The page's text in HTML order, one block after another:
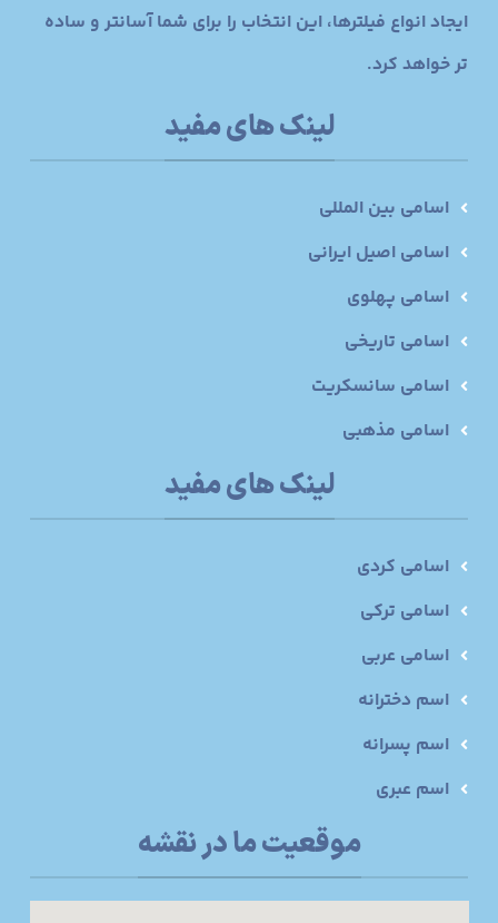
ایجاد انواع فیلترها، این انتخاب را برای شما آسانتر و ساده
تر خواهد کرد.
لینک های مفید
اسامی بین المللی
اسامی اصیل ایرانی
اسامی پهلوی
اسامی تاریخی
اسامی سانسکریت
اسامی مذهبی
لینک های مفید
اسامی کردی
اسامی ترکی
اسامی عربی
اسم دخترانه
اسم پسرانه
اسم عبری
موقعیت ما در نقشه